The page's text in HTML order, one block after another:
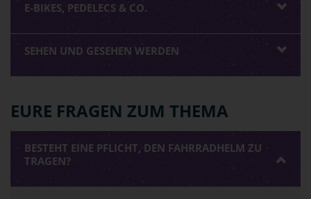
E-BIKES, PEDELECS & CO.
SEHEN UND GESEHEN WERDEN
EURE FRAGEN ZUM THEMA
BESTEHT EINE PFLICHT, DEN FAHRRADHELM ZU
TRAGEN?